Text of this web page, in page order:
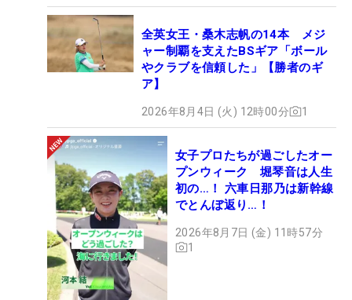
全英女王・桑木志帆の14本 メジ
ャー制覇を支えたBSギア「ボール
やクラブを信頼した」【勝者のギ
ア】
2026年8月4日 (火) 12時00分 1
女子プロたちが過ごしたオー
プンウィーク 堀琴音は人生
初の…！ 六車日那乃は新幹線
でとんぼ返り…！
2026年8月7日 (金) 11時57分
1